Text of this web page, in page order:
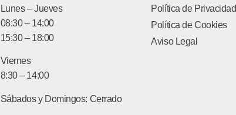
Lunes – Jueves
08:30 – 14:00
15:30 – 18:00
Viernes
8:30 – 14:00
Sábados y Domingos: Cerrado
Política de Privacidad
Política de Cookies
Aviso Legal